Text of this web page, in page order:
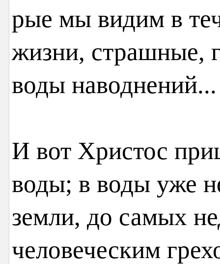
рые мы видим в
жизни, страшные,
воды наводнений...
И вот Христос
воды; в воды уже
земли, до самых
человеческим